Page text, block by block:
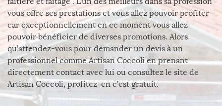
vous offre ses prestations et vous allez pouvoir profiter
car exceptionnellement en ce moment vous allez
pouvoir bénéficier de diverses promotions. Alors
qu’attendez-vous pour demander un devis à un
professionnel comme Artisan Coccoli en prenant
directement contact avec lui ou consultez le site de
Artisan Coccoli, profitez-en c’est gratuit.